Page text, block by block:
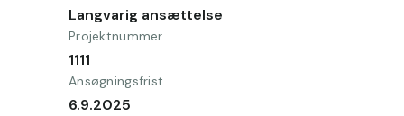
Langvarig ansættelse
Projektnummer
1111
Ansøgningsfrist
6.9.2025